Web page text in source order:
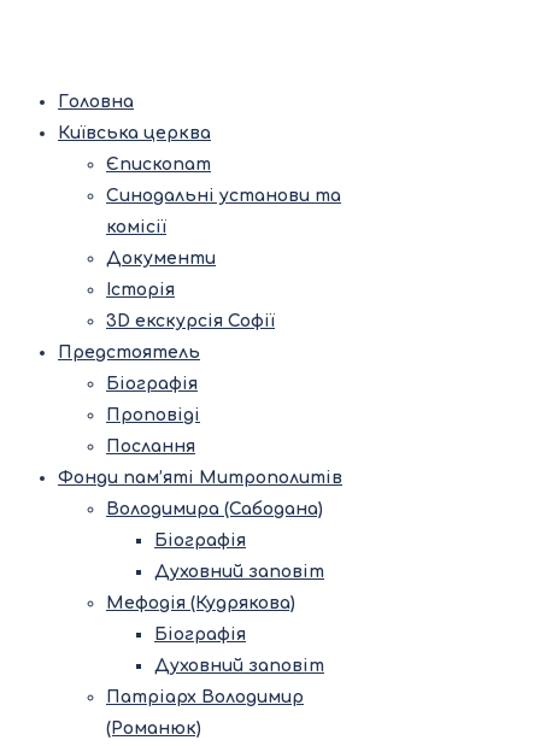
Головна
Київська церква
Єпископат
Синодальні установи та
комісії
Документи
Історія
3D екскурсія Софії
Предстоятель
Біографія
Проповіді
Послання
Фонди пам’яті Митрополитів
Володимира (Сабодана)
Біографія
Духовний заповіт
Мефодія (Кудрякова)
Біографія
Духовний заповіт
Патріарх Володимир
(Романюк)